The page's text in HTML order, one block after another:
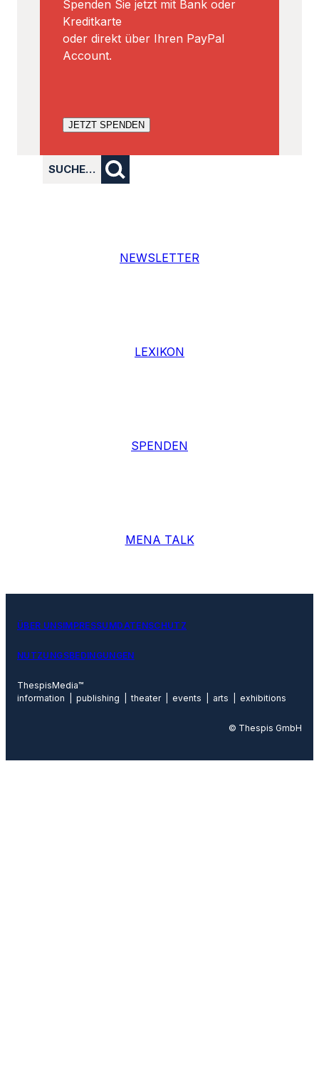
Spenden Sie jetzt mit Bank oder
Kreditkarte
oder direkt über Ihren PayPal
Account.
JETZT SPENDEN
SUCHE…
NEWSLETTER
LEXIKON
SPENDEN
MENA TALK
ÜBER UNSIMPRESSUMDATENSCHUTZ
NUTZUNGSBEDINGUNGEN
ThespisMedia™
information | publishing | theater | events | arts | exhibitions
© Thespis GmbH